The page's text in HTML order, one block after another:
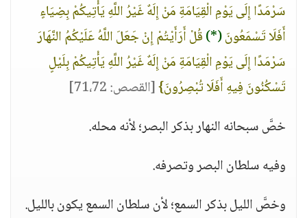
سَرْمَدًا إِلَى يَوْمِ الْقِيَامَةِ مَنْ إِلَهٌ غَيْرُ اللَّهِ يَأْتِيكُمْ بِضِيَاءٍ
أَفَلَا تَسْمَعُونَ(*)قُلْ أَرَأَيْتُمْ إِنْ جَعَلَ اللَّهُ عَلَيْكُمُ النَّهَارَ
سَرْمَدًا إِلَى يَوْمِ الْقِيَامَةِ مَنْ إِلَهٌ غَيْرُ اللَّهِ يَأْتِيكُمْ بِلَيْلٍ
تَسْكُنُونَ فِيهِ أَفَلَا تُبْصِرُونَ}[القصص: 71،72]
خصَّ سبحانه النهار بذكر البصر؛ لأنه محله.
وفيه سلطان البصر وتصرفه.
وخصَّ الليل بذكر السمع؛ لأن سلطان السمع يكون بالليل.